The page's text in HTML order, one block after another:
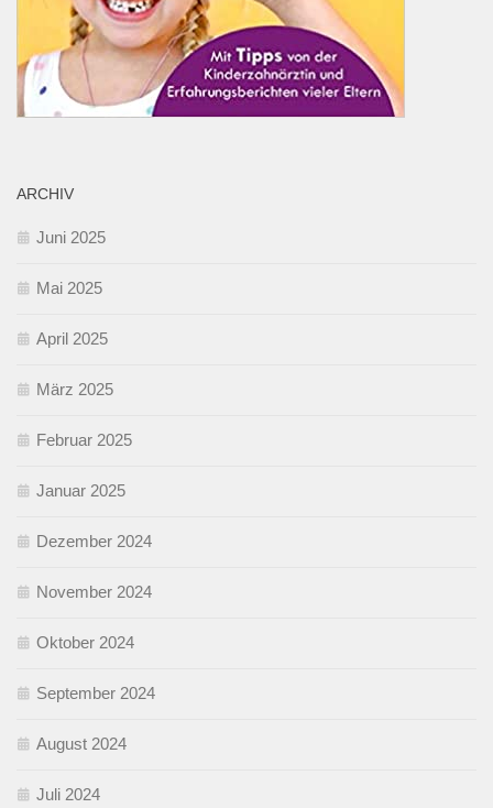
ARCHIV
Juni 2025
Mai 2025
April 2025
März 2025
Februar 2025
Januar 2025
Dezember 2024
November 2024
Oktober 2024
September 2024
August 2024
Juli 2024